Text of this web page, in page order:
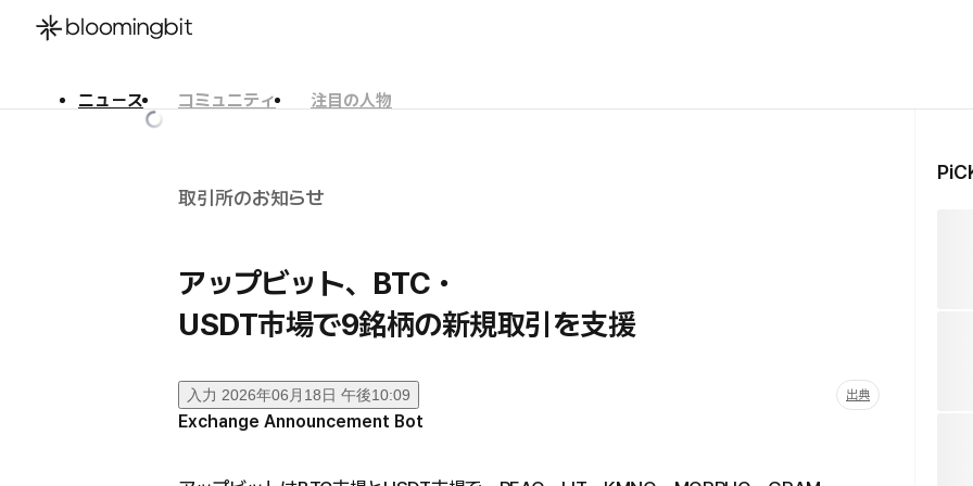
ニュース コミュニティ
注目の人物
取引所のお知らせ
アップビット、BTC・
USDT市場で9銘柄の新規取引を支援
入力 2026年06月18日 午後10:09 出典
Exchange Announcement Bot